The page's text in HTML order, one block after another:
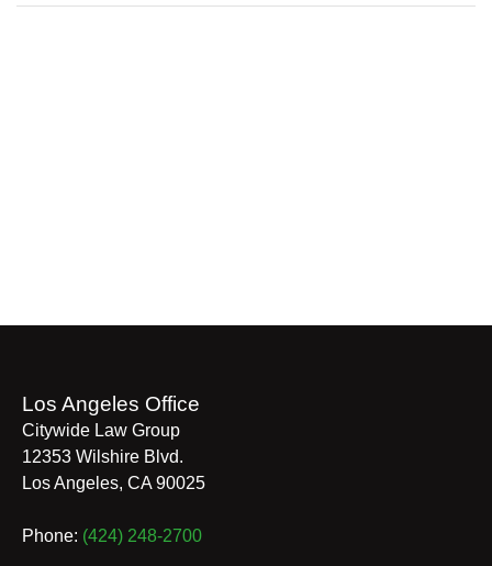
Los Angeles Office
Citywide Law Group
12353 Wilshire Blvd.
Los Angeles, CA 90025
Phone: (424) 248-2700